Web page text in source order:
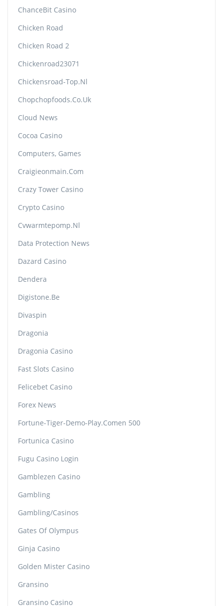
ChanceBit Casino
Chicken Road
Chicken Road 2
Chickenroad23071
Chickensroad-Top.nl
Chopchopfoods.co.uk
Cloud News
Cocoa Casino
Computers, Games
Craigieonmain.com
Crazy Tower Сasino
Crypto Casino
Cvwarmtepomp.nl
Data Protection News
Dazard Casino
Dendera
Digistone.be
Divaspin
Dragonia
Dragonia Casino
Fast Slots Casino
Felicebet Casino
Forex News
Fortune-Tiger-Demo-Play.comen 500
Fortunica Casino
Fugu Casino Login
Gamblezen Casino
Gambling
Gambling/casinos
Gates Of Olympus
Ginja Casino
Golden Mister Casino
Gransino
Gransino Casino